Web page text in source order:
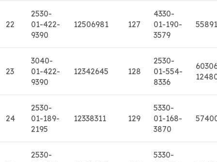
22
2530-
01-422-
9390
12506981 127
4330-
01-190-
3579
23
3040-
01-422-
9390
12342645 128
2530-
01-554-
8336
24
2530-
01-189-
2195
12338311 129
5330-
01-168-
3870
2530-
5330-